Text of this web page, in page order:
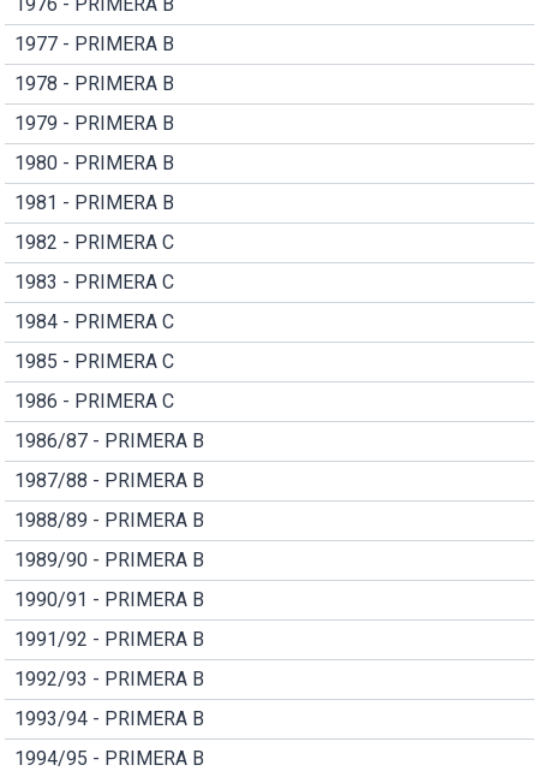
1977 - PRIMERA B
1978 - PRIMERA B
1979 - PRIMERA B
1980 - PRIMERA B
1981 - PRIMERA B
1982 - PRIMERA C
1983 - PRIMERA C
1984 - PRIMERA C
1985 - PRIMERA C
1986 - PRIMERA C
1986/87 - PRIMERA B
1987/88 - PRIMERA B
1988/89 - PRIMERA B
1989/90 - PRIMERA B
1990/91 - PRIMERA B
1991/92 - PRIMERA B
1992/93 - PRIMERA B
1993/94 - PRIMERA B
1994/95 - PRIMERA B